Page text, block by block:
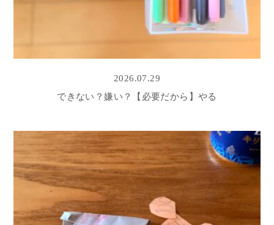
2026.07.29
できない？嫌い？【必要だから】やる